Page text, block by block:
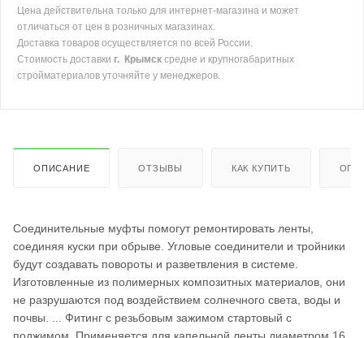
Цена действительна только для интернет-магазина и может
отличаться от цен в розничных магазинах.
Доставка товаров осуществляется по всей России.
Стоимость доставки г. Крымск средне и крупногабаритных
стройматериалов уточняйте у менеджеров.
ОПИСАНИЕ ОТЗЫВЫ КАК КУПИТЬ
Соединительные муфты помогут ремонтировать ленты,
соединяя куски при обрыве. Угловые соединители и тройники
будут создавать повороты и разветвления в системе.
Изготовленные из полимерных композитных материалов, они
не разрушаются под воздействием солнечного света, воды и
почвы. ... Фитинг с резьбовым зажимом стартовый с